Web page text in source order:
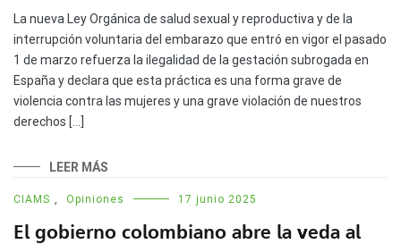
La nueva Ley Orgánica de salud sexual y reproductiva y de la
interrupción voluntaria del embarazo que entró en vigor el pasado
1 de marzo refuerza la ilegalidad de la gestación subrogada en
España y declara que esta práctica es una forma grave de
violencia contra las mujeres y una grave violación de nuestros
derechos […]
LEER MÁS
CIAMS Opiniones 17 junio 2025
El gobierno colombiano abre la veda al